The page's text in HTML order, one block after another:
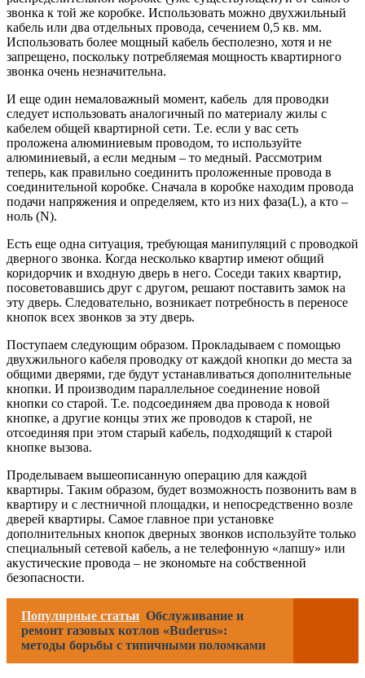
звонка к той же коробке. Использовать можно двухжильный
кабель или два отдельных провода, сечением 0,5 кв. мм.
Использовать более мощный кабель бесполезно, хотя и не
запрещено, поскольку потребляемая мощность квартирного
звонка очень незначительна.
И еще один немаловажный момент, кабель для проводки
следует использовать аналогичный по материалу жилы с
кабелем общей квартирной сети. Т.е. если у вас сеть
проложена алюминиевым проводом, то используйте
алюминиевый, а если медным – то медный. Рассмотрим
теперь, как правильно соединить проложенные провода в
соединительной коробке. Сначала в коробке находим провода
подачи напряжения и определяем, кто из них фаза(L), а кто –
ноль (N).
Есть еще одна ситуация, требующая манипуляций с проводкой
дверного звонка. Когда несколько квартир имеют общий
коридорчик и входную дверь в него. Соседи таких квартир,
посоветовавшись друг с другом, решают поставить замок на
эту дверь. Следовательно, возникает потребность в переносе
кнопок всех звонков за эту дверь.
Поступаем следующим образом. Прокладываем с помощью
двухжильного кабеля проводку от каждой кнопки до места за
общими дверями, где будут устанавливаться дополнительные
кнопки. И производим параллельное соединение новой
кнопки со старой. Т.е. подсоединяем два провода к новой
кнопке, а другие концы этих же проводов к старой, не
отсоединяя при этом старый кабель, подходящий к старой
кнопке вызова.
Проделываем вышеописанную операцию для каждой
квартиры. Таким образом, будет возможность позвонить вам в
квартиру и с лестничной площадки, и непосредственно возле
дверей квартиры. Самое главное при установке
дополнительных кнопок дверных звонков используйте только
специальный сетевой кабель, а не телефонную «лапшу» или
акустические провода – не экономьте на собственной
безопасности.
Популярные статьи Обслуживание и
ремонт газовых котлов «Buderus»:
методы борьбы с типичными поломками